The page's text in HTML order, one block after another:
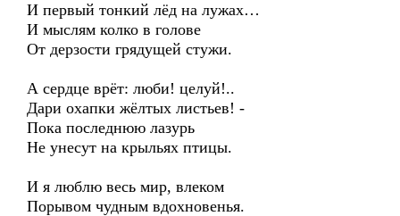
И первый тонкий лёд на лужах…
И мыслям колко в голове
От дерзости грядущей стужи.
А сердце врёт: люби! целуй!..
Дари охапки жёлтых листьев! -
Пока последнюю лазурь
Не унесут на крыльях птицы.
И я люблю весь мир, влеком
Порывом чудным вдохновенья.